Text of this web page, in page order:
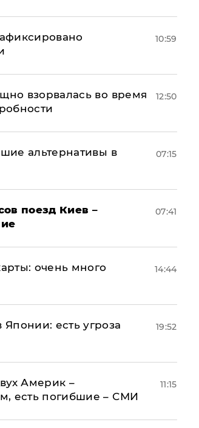
10:59
взорвалась во время
12:50
альтернативы в
07:15
поезд Киев –
07:41
очень много
14:44
есть угроза
19:52
Америк –
есть погибшие – СМИ
11:15